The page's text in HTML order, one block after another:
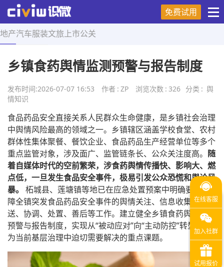
免费试用
地产汽车服装文旅 上市公关
首页 > 舆情知识 > 正文
乡镇食药舆情监测预警与报告制度
发布时间:2026-07-07 16:53 作者 : ZP 浏览次数 : 326 分类 : 舆
情知识
食品药品安全直接关系人民群众生命健康，是乡镇社会治理
中舆情风险最高的领域之一。乡镇辖区涵盖学校食堂、农村
群体性集体聚餐、餐饮企业、食品药品生产经营单位等多个
重点监管对象，涉及面广、监管链条长、公众关注度高。 随
着自媒体时代的空前繁荣，涉食药舆情传播快、影响大、燃
点低，一旦发生食品安全事件，极易引发公众恐慌和舆论风
暴。 柘城县、莲塘镇等地已在应急处置预案中明确要求保
障全镇突发食品药品安全事件的舆情关注、信息收集、报
送、协调、处置、善后等工作。建立健全乡镇食药舆情监测
预警与报告制度，实现从“被动应对”向“主动防控”转型，成
为当前基层治理中迫切需要解决的重点课题。